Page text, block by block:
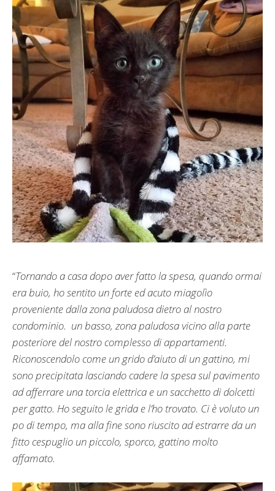
“Tornando a casa dopo aver fatto la spesa, quando ormai
era buio, ho sentito un forte ed acuto miagolìo
proveniente dalla zona paludosa dietro al nostro
condominio. un basso, zona paludosa vicino alla parte
posteriore del nostro complesso di appartamenti.
Riconoscendolo come un grido d’aiuto di un gattino, mi
sono precipitata lasciando cadere la spesa sul pavimento
ad afferrare una torcia elettrica e un sacchetto di dolcetti
per gatto. Ho seguito le grida e l’ho trovato. Ci è voluto un
po di tempo, ma alla fine sono riuscito ad estrarre da un
fitto cespuglio un piccolo, sporco, gattino molto
affamato.